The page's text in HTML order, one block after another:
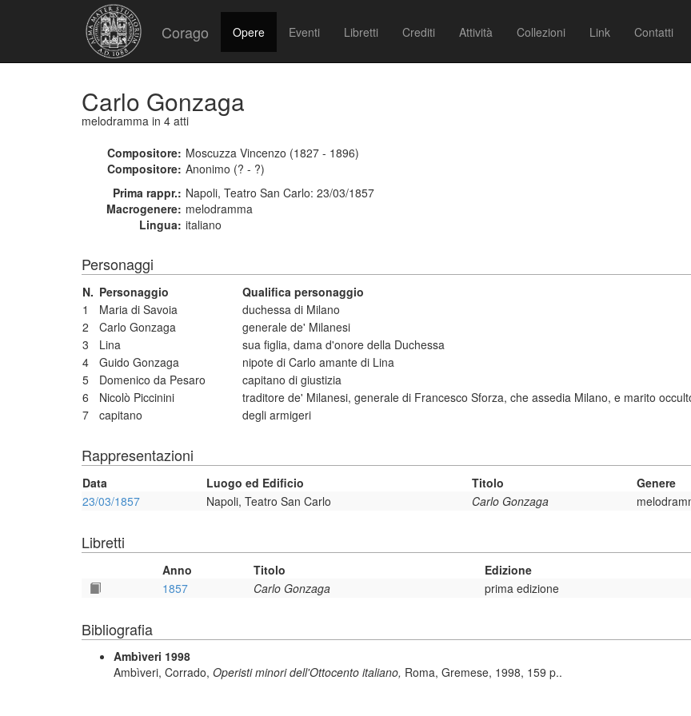
Corago Opere Eventi Libretti Crediti Attività Collezioni Link Contatti
Carlo Gonzaga
melodramma in 4 atti
Compositore: Moscuzza Vincenzo (1827 - 1896)
Compositore: Anonimo (? - ?)
Prima rappr.: Napoli, Teatro San Carlo: 23/03/1857
Macrogenere: melodramma
Lingua: italiano
Personaggi
N. Personaggio Qualifica personaggio
1
Maria di Savoia duchessa di Milano
2
Carlo Gonzaga generale de' Milanesi
3
Lina sua figlia, dama d'onore della Duchessa
4
Guido Gonzaga nipote di Carlo amante di Lina
5
Domenico da Pesaro capitano di giustizia
6
Nicolò Piccinini traditore de' Milanesi, generale di Francesco Sforza, che assedia Milano, e marito
7
capitano degli armigeri
Rappresentazioni
Data Luogo ed Edificio Titolo Genere
23/03/1857
Napoli, Teatro San Carlo Carlo Gonzaga
Libretti
Anno Titolo Edizione
1857
Carlo Gonzaga prima edizione
Bibliografia
Ambìveri 1998
Ambìveri, Corrado, Operisti minori dell'Ottocento italiano, Roma, Gremese, 1998, 159 p..